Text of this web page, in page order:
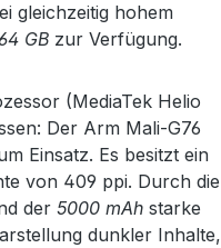
gleichzeitig hohem
GB zur Verfügung.
(MediaTek Helio
Der Arm Mali-G76
Einsatz. Es besitzt ein
von 409 ppi. Durch die
der 5000 mAh starke
dunkler Inhalte,